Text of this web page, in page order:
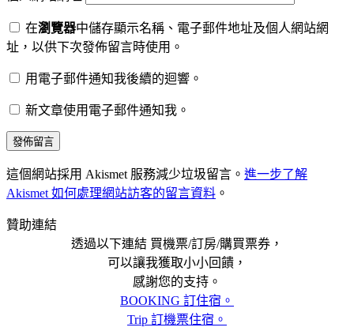
在瀏覽器中儲存顯示名稱、電子郵件地址及個人網站網
址，以供下次發佈留言時使用。
用電子郵件通知我後續的迴響。
新文章使用電子郵件通知我。
這個網站採用 Akismet 服務減少垃圾留言。 進一步了解
Akismet 如何處理網站訪客的留言資料 。
贊助連結
透過以下連結 買機票/訂房/購買票券，
可以讓我獲取小小回饋，
感謝您的支持。
BOOKING 訂住宿。
Trip 訂機票住宿。